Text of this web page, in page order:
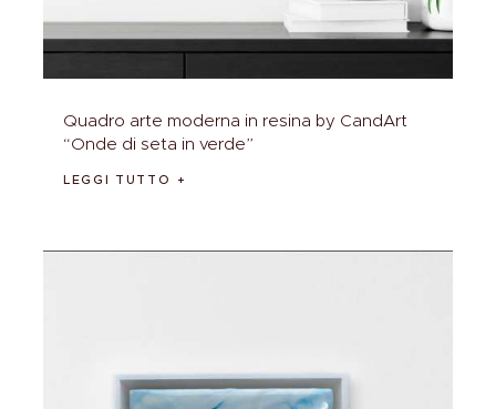
Quadro arte moderna in resina by CandArt
“Onde di seta in verde”
LEGGI TUTTO